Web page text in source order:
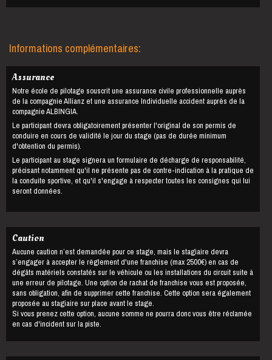
Informations complémentaires:
Assurance
Notre école de pilotage souscrit une assurance civile professionnelle auprès
de la compagnie Allianz et une assurance Individuelle accident auprès de la
compagnie ALBINGIA.
Le participant devra obligatoirement présenter l'original de son permis de
conduire en cours de validité le jour du stage (pas de durée minimum
d'obtention du permis).
Le participant au stage signera un formulaire de décharge de responsabilité,
précisant notamment qu'il ne présente pas de contre-indication à la pratique de
la conduite sportive, et qu'il s'engage à respecter toutes les consignes qui lui
seront données.
Caution
Aucune caution n’est demandée pour ce stage, mais le stagiaire devra
s’engager à accepter le règlement d'une franchise (max 2500€) en cas de
dégâts matériels constatés sur le véhicule ou les installations du circuit suite à
une erreur de pilotage. Une option de rachat de franchise vous est proposée,
sans obligation, afin de supprimer cette franchise. Cette option sera également
proposée au stagiaire sur place avant le stage.
Si vous prenez cette option, aucune somme ne pourra donc vous être réclamée
en cas d'incident sur la piste.